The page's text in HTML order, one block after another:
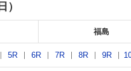
）
福島
5R 6R 7R 8R 9R